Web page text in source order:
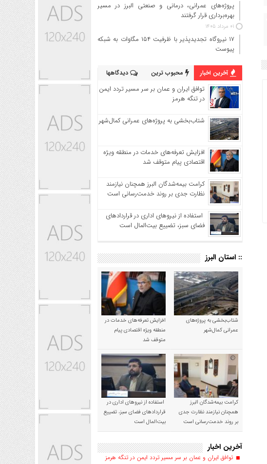
پروژه‌های عمرانی، درمانی و صنعتی البرز در مسیر
بهره‌برداری قرار گرفتند
۰۱ مرداد ۱۴۰۵
۱۷ نیروگاه تجدیدپذیر با ظرفیت ۱۵۴ مگاوات به شبکه
پیوست
آخرین اخبار محبوب ترین دیدگاهها
توافق ایران و عمان بر سر مسیر تردد ایمن
در تنگه هرمز
شتاب‌بخشی به پروژه‌های عمرانی کمال‌شهر
افزایش تعرفه‌های خدمات در منطقه ویژه
اقتصادی پیام متوقف شد
کرامت بیمه‌شدگان البرز همچنان نیازمند
نظارت جدی بر روند خدمت‌رسانی است
استفاده از نیروهای اداری در قراردادهای
فضای سبز، تضییع بیت‌المال است
:: استان البرز
شتاب‌بخشی به پروژه‌های
عمرانی کمال‌شهر
افزایش تعرفه‌های خدمات در
منطقه ویژه اقتصادی پیام
متوقف شد
کرامت بیمه‌شدگان البرز
همچنان نیازمند نظارت جدی
بر روند خدمت‌رسانی است
استفاده از نیروهای اداری در
قراردادهای فضای سبز، تضییع
بیت‌المال است
آخرین اخبار
توافق ایران و عمان بر سر مسیر تردد ایمن در تنگه هرمز